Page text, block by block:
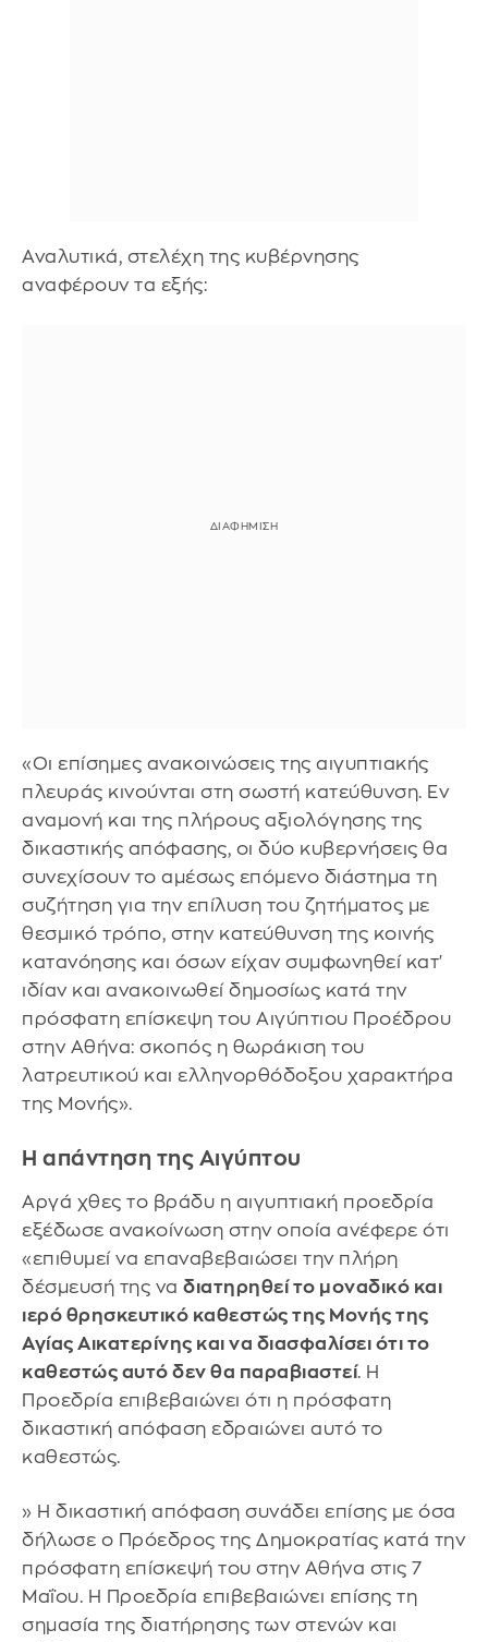
Αναλυτικά, στελέχη της κυβέρνησης
αναφέρουν τα εξής:
«Οι επίσημες ανακοινώσεις της αιγυπτιακής
πλευράς κινούνται στη σωστή κατεύθυνση. Εν
αναμονή και της πλήρους αξιολόγησης της
δικαστικής απόφασης, οι δύο κυβερνήσεις θα
συνεχίσουν το αμέσως επόμενο διάστημα τη
συζήτηση για την επίλυση του ζητήματος με
θεσμικό τρόπο, στην κατεύθυνση της κοινής
κατανόησης και όσων είχαν συμφωνηθεί κατ'
ιδίαν και ανακοινωθεί δημοσίως κατά την
πρόσφατη επίσκεψη του Αιγύπτιου Προέδρου
στην Αθήνα: σκοπός η θωράκιση του
λατρευτικού και ελληνορθόδοξου χαρακτήρα
της Μονής».
Η απάντηση της Αιγύπτου
Αργά χθες το βράδυ η αιγυπτιακή προεδρία
εξέδωσε ανακοίνωση στην οποία ανέφερε ότι
«επιθυμεί να επαναβεβαιώσει την πλήρη
δέσμευσή της να διατηρηθεί το μοναδικό και
ιερό θρησκευτικό καθεστώς της Μονής της
Αγίας Αικατερίνης και να διασφαλίσει ότι το
καθεστώς αυτό δεν θα παραβιαστεί. Η
Προεδρία επιβεβαιώνει ότι η πρόσφατη
δικαστική απόφαση εδραιώνει αυτό το
καθεστώς.
» Η δικαστική απόφαση συνάδει επίσης με όσα
δήλωσε ο Πρόεδρος της Δημοκρατίας κατά την
πρόσφατη επίσκεψή του στην Αθήνα στις 7
Μαΐου. Η Προεδρία επιβεβαιώνει επίσης τη
σημασία της διατήρησης των στενών και